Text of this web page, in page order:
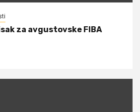
za avgustovske FIBA